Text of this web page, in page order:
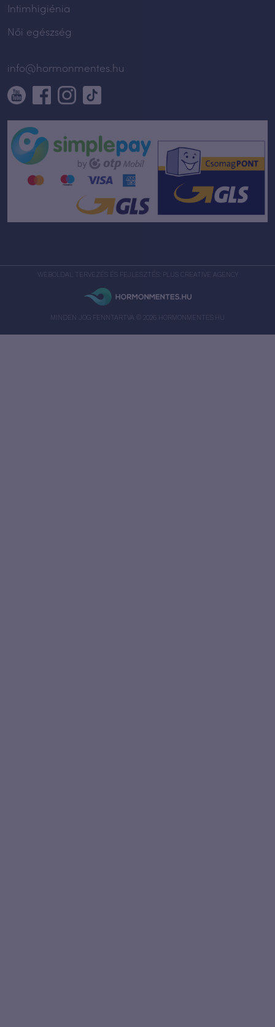
Intimhigiénia
Női egészség
info@hormonmentes.hu
WEBOLDAL TERVEZÉS ÉS FEJLESZTÉS: PLUS CREATIVE AGENCY
MINDEN JOG FENNTARTVA © 2026 HORMONMENTES.HU